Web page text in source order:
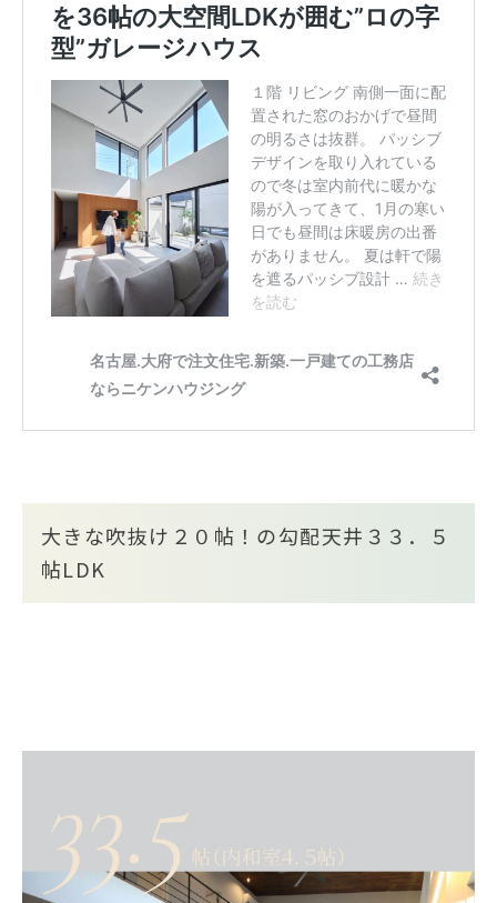
大きな吹抜け２０帖！の勾配天井３３．５
帖LDK